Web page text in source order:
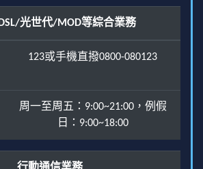
光世代/MOD等綜合業務
123或手機直撥0800-080123
周一至周五：9:00~21:00，例假
日：9:00~18:00